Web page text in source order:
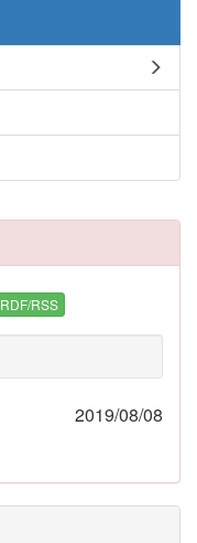
RDF/RSS
2019/08/08